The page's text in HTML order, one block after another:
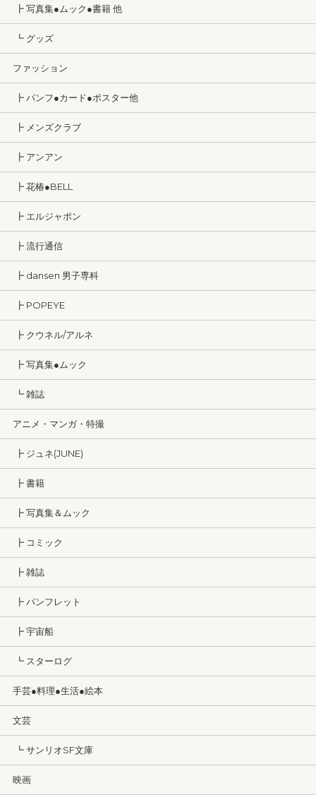
┣ 写真集●ムック●書籍 他
┗ グッズ
ファッション
┣ パンフ●カード●ポスター他
┣ メンズクラブ
┣ アンアン
┣ 花椿●BELL
┣ エルジャポン
┣ 流行通信
┣ dansen 男子専科
┣ POPEYE
┣ クウネル/アルネ
┣ 写真集●ムック
┗ 雑誌
アニメ・マンガ・特撮
┣ ジュネ(JUNE)
┣ 書籍
┣ 写真集＆ムック
┣ コミック
┣ 雑誌
┣ パンフレット
┣ 宇宙船
┗ スターログ
手芸●料理●生活●絵本
文芸
┗ サンリオSF文庫
映画